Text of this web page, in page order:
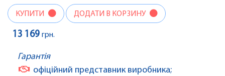
КУПИТИ ДОДАТИ В КОРЗИНУ
13 169 грн.
Гарантія
офіційний представник виробника;